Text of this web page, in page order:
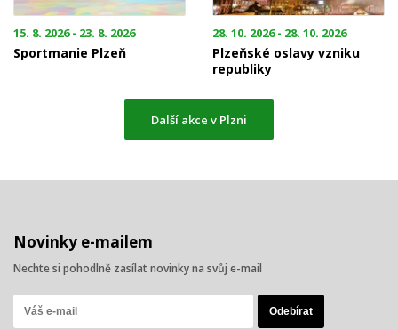
15. 8. 2026 - 23. 8. 2026
Sportmanie Plzeň
28. 10. 2026 - 28. 10. 2026
Plzeňské oslavy vzniku
republiky
Další akce v Plzni
Novinky e-mailem
Nechte si pohodlně zasílat novinky na svůj e-mail